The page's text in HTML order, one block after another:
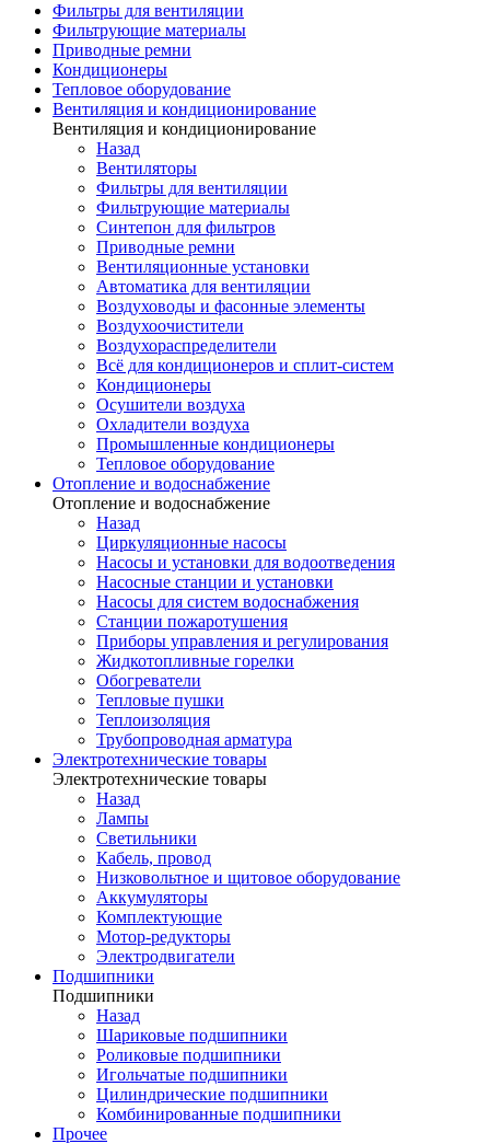
Фильтры для вентиляции
Фильтрующие материалы
Приводные ремни
Кондиционеры
Тепловое оборудование
Вентиляция и кондиционирование
Вентиляция и кондиционирование
Назад
Вентиляторы
Фильтры для вентиляции
Фильтрующие материалы
Синтепон для фильтров
Приводные ремни
Вентиляционные установки
Автоматика для вентиляции
Воздуховоды и фасонные элементы
Воздухоочистители
Воздухораспределители
Всё для кондиционеров и сплит-систем
Кондиционеры
Осушители воздуха
Охладители воздуха
Промышленные кондиционеры
Тепловое оборудование
Отопление и водоснабжение
Отопление и водоснабжение
Назад
Циркуляционные насосы
Насосы и установки для водоотведения
Насосные станции и установки
Насосы для систем водоснабжения
Станции пожаротушения
Приборы управления и регулирования
Жидкотопливные горелки
Обогреватели
Тепловые пушки
Теплоизоляция
Трубопроводная арматура
Электротехнические товары
Электротехнические товары
Назад
Лампы
Светильники
Кабель, провод
Низковольтное и щитовое оборудование
Аккумуляторы
Комплектующие
Мотор-редукторы
Электродвигатели
Подшипники
Подшипники
Назад
Шариковые подшипники
Роликовые подшипники
Игольчатые подшипники
Цилиндрические подшипники
Комбинированные подшипники
Прочее